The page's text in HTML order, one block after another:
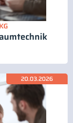
20.03.2026